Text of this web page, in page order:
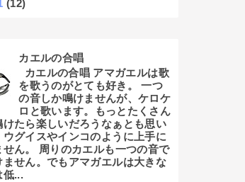
(12)
カエルの合唱
カエルの合唱 アマガエルは歌
を歌うのがとても好き。 一つ
の音しか鳴けませんが、ケロケ
ロと歌います。もっとたくさん
けたら楽しいだろうなぁとも思い
ウグイスやインコのように上手に
せん。 周りのカエルも一つの音で
ません。でもアマガエルは大きな
低...